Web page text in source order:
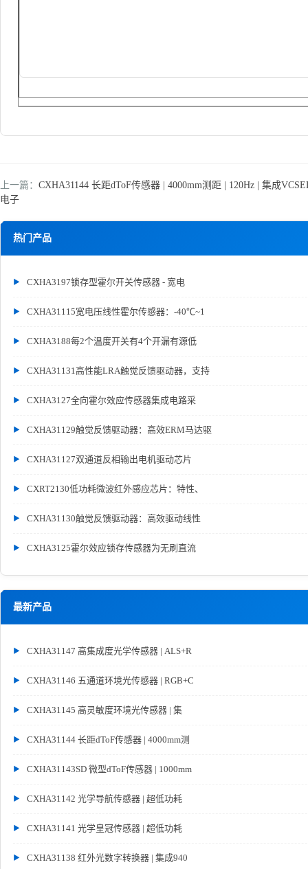
热门产品
CXHA3197锁存型霍尔开关传感器 - 宽电
CXHA31115宽电压线性霍尔传感器：-40℃~1
CXHA3188每2个温度开关有4个开漏有源低
CXHA31131高性能LRA触觉反馈驱动器，支持
CXHA3127全向霍尔效应传感器集成电路采
CXHA31129触觉反馈驱动器：高效ERM马达驱
CXHA31127双通道反相输出电机驱动芯片
CXRT2130低功耗微波红外感应芯片：特性、
CXHA31130触觉反馈驱动器：高效驱动线性
CXHA3125霍尔效应锁存传感器为无刷直流
最新产品
CXHA31147 高集成度光学传感器 | ALS+R
CXHA31146 五通道环境光传感器 | RGB+C
CXHA31145 高灵敏度环境光传感器 | 集
CXHA31144 长距dToF传感器 | 4000mm测
CXHA31143SD 微型dToF传感器 | 1000mm
CXHA31142 光学导航传感器 | 超低功耗
CXHA31141 光学皇冠传感器 | 超低功耗
CXHA31138 红外光数字转换器 | 集成940
上一篇： CXHA31144 长距dToF传感器 | 4000mm测距 | 120Hz | 集成
电子